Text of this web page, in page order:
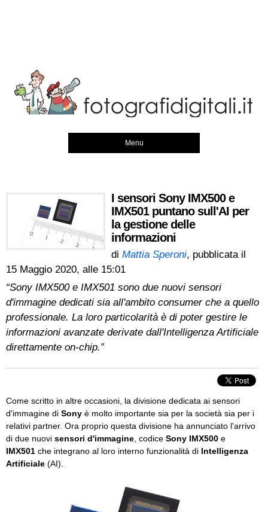
Menu
I sensori Sony IMX500 e
IMX501 puntano sull'AI per
la gestione delle
informazioni
di Mattia Speroni, pubblicata il
15 Maggio 2020, alle 15:01
“Sony IMX500 e IMX501 sono due nuovi sensori
d'immagine dedicati sia all'ambito consumer che a quello
professionale. La loro particolarità è di poter gestire le
informazioni avanzate derivate dall'Intelligenza Artificiale
direttamente on-chip.”
Come scritto in altre occasioni, la divisione dedicata ai sensori
d'immagine di Sony è molto importante sia per la società sia per i
relativi partner. Ora proprio questa divisione ha annunciato l'arrivo
di due nuovi sensori d'immagine , codice Sony IMX500 e
IMX501 che integrano al loro interno funzionalità di Intelligenza
Artificiale (AI).